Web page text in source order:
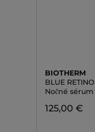
BIOTHERM
BLUE
Nočné sérum
125,00 €